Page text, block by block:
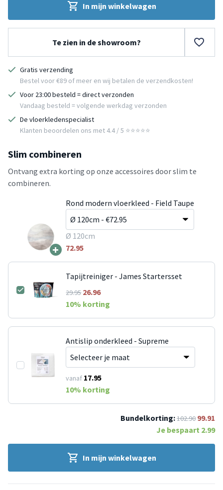
In mijn winkelwagen
Te zien in de showroom?
Gratis verzending
Bestel voor €89 of meer en wij betalen de verzendkosten!
Voor 23:00 besteld = direct verzonden
Vandaag besteld = volgende werkdag verzonden
De vloerkledenspecialist
Klanten beoordelen ons met 4.4 / 5 ⭐⭐⭐⭐⭐
Slim combineren
Ontvang extra korting op onze accessoires door slim te
combineren.
+
Rond modern vloerkleed - Field Taupe
Ø 120cm
72.95
Tapijtreiniger - James Startersset
29.9526.96
10% korting
Antislip onderkleed - Supreme
vanaf 17.95
10% korting
Bundelkorting:102.90 99.91
Je bespaart 2.99
In mijn winkelwagen